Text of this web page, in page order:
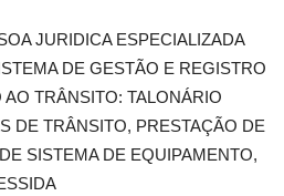
JURIDICA ESPECIALIZADA
DE GESTÃO E REGISTRO
TRÂNSITO: TALONÁRIO
DE TRÂNSITO, PRESTAÇÃO DE
SISTEMA DE EQUIPAMENTO,